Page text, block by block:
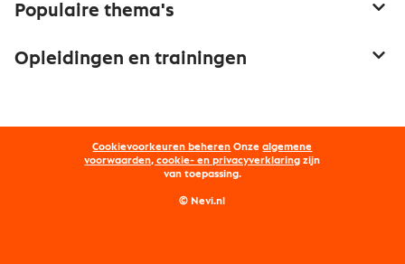
Netwerk en communities
Word lid van Nevi
Nevi PMI®
Populaire thema's
Onderhandelen
Opleidingen en trainingen
Opleidingen
Maatwerk
Cookievoorkeuren beheren Onzealgemene
voorwaarden, cookie- en privacyverklaring zijn
van toepassing.
© Nevi.nl